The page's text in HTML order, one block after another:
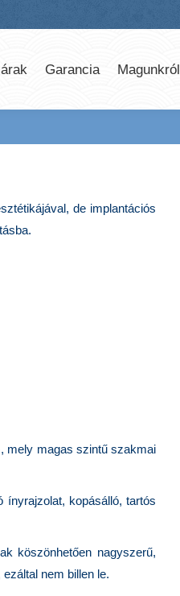
Garancia Magunkról
de implantációs
mely magas szintű szakmai
ínyrajzolat, kopásálló, tartós
köszönhetően nagyszerű,
nem billen le.